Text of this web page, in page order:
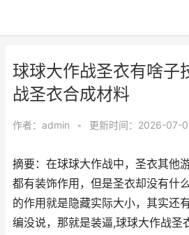
球球大作战圣衣有啥子
战圣衣合成材料
作者： admin • 更新时间：2026-07-
摘要：在球球大作战中，圣衣其他
都有装饰作用，但是圣衣却没有什
的作用就是隐藏实际大小，其实还
编没说，那就是装逼,球球大作战圣